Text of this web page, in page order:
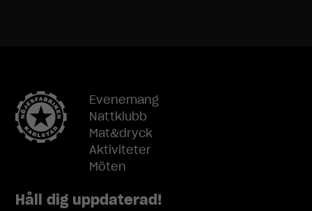
Evenemang
Nattklubb
Mat&dryck
Aktiviteter
Möten
Håll dig uppdaterad!